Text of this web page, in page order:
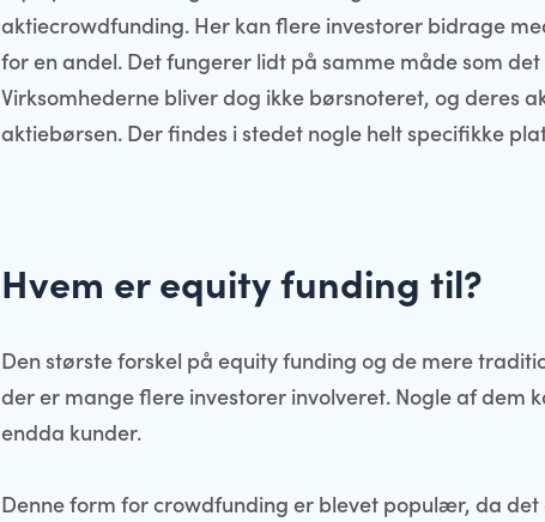
aktiecrowdfunding. Her kan flere investorer bidrage
for en andel. Det fungerer lidt på samme måde som
Virksomhederne bliver dog ikke børsnoteret, og deres
aktiebørsen. Der findes i stedet nogle helt specifikke
Hvem er equity funding til?
Den største forskel på equity funding og de mere
der er mange flere investorer involveret. Nogle af dem
endda kunder.
Denne form for crowdfunding er blevet populær, da